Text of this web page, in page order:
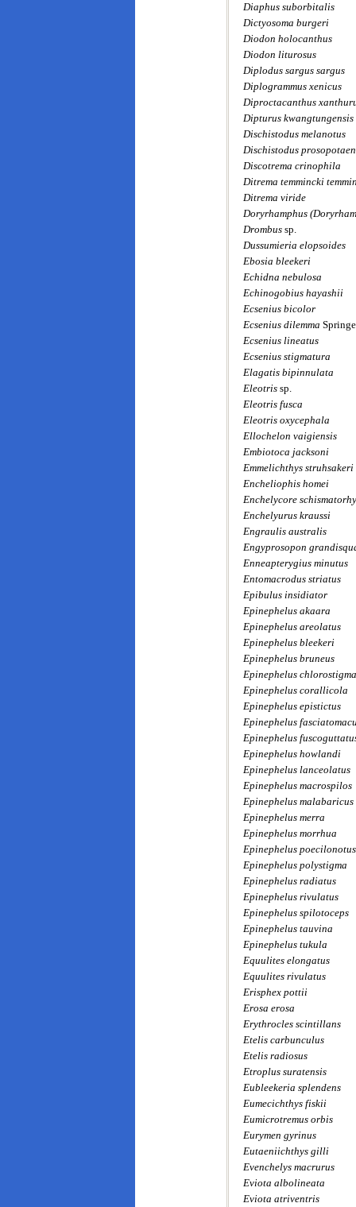
Diaphus suborbitalis
Dictyosoma burgeri
Diodon holocanthus
Diodon liturosus
Diplodus sargus sargus
Diplogrammus xenicus
Diproctacanthus
Dipturus kwangtungensis
Dischistodus melanotus
Dischistodus
Discotrema crinophila
Ditrema temmincki
Ditrema viride
Doryrhamphus
Drombus sp.
Dussumieria elopsoides
Ebosia bleekeri
Echidna nebulosa
Echinogobius hayashii
Ecsenius bicolor
Ecsenius dilemma
Ecsenius lineatus
Ecsenius stigmatura
Elagatis bipinnulata
Eleotris sp.
Eleotris fusca
Eleotris oxycephala
Ellochelon vaigiensis
Embiotoca jacksoni
Emmelichthys struhsakeri
Encheliophis homei
Enchelycore
Enchelyurus kraussi
Engraulis australis
Engyprosopon
Enneapterygius minutus
Entomacrodus striatus
Epibulus insidiator
Epinephelus akaara
Epinephelus areolatus
Epinephelus bleekeri
Epinephelus bruneus
Epinephelus chlorostigma
Epinephelus corallicola
Epinephelus epistictus
Epinephelus
Epinephelus
Epinephelus howlandi
Epinephelus lanceolatus
Epinephelus macrospilos
Epinephelus malabaricus
Epinephelus merra
Epinephelus morrhua
Epinephelus poecilonotus
Epinephelus polystigma
Epinephelus radiatus
Epinephelus rivulatus
Epinephelus spilotoceps
Epinephelus tauvina
Epinephelus tukula
Equulites elongatus
Equulites rivulatus
Erisphex pottii
Erosa erosa
Erythrocles scintillans
Etelis carbunculus
Etelis radiosus
Etroplus suratensis
Eubleekeria splendens
Eumecichthys fiskii
Eumicrotremus orbis
Eurymen gyrinus
Eutaeniichthys gilli
Evenchelys macrurus
Eviota albolineata
Eviota atriventris